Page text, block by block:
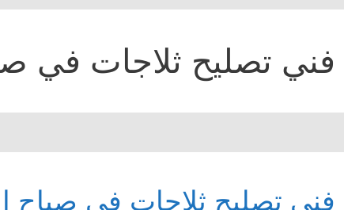
فني تصليح ثلاجات في